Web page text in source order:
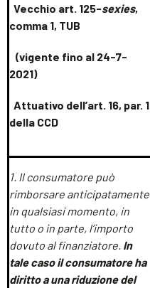
Vecchio art. 125-sexies,
comma 1, TUB
(vigente fino al 24-7-
2021)
Attuativo dell’art. 16, par. 1
della CCD
1. Il consumatore può
rimborsare anticipatamente
in qualsiasi momento, in
tutto o in parte, l’importo
dovuto al finanziatore. In
tale caso il consumatore ha
diritto a una riduzione del